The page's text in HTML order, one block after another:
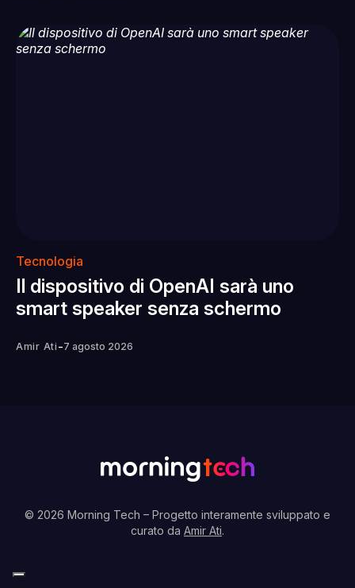
Tecnologia
Il dispositivo di OpenAI sarà uno
smart speaker senza schermo
Amir Ati -7 agosto 2026
© 2026 Morning Tech – Progetto interamente sviluppato e
curato da Amir Ati.